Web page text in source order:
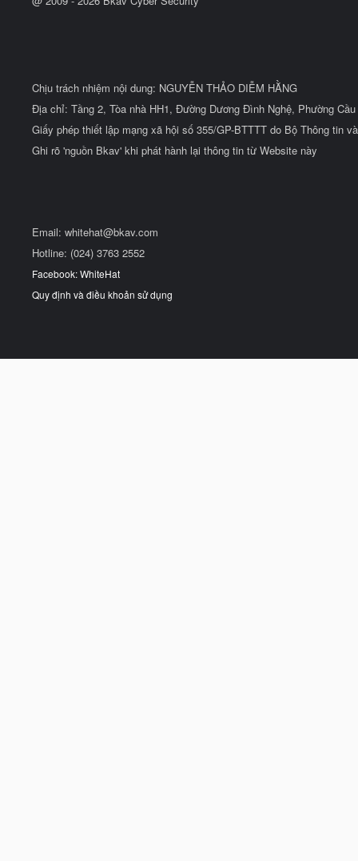
Chịu trách nhiệm nội dung: NGUYỄN THẢO DIỄM HẰNG
Địa chỉ: Tầng 2, Tòa nhà HH1, Đường Dương Đình Nghệ, Phường
Giấy phép thiết lập mạng xã hội số 355/GP-BTTTT do Bộ Thông tin
Ghi rõ 'nguồn Bkav' khi phát hành lại thông tin từ Website này
Email: whitehat@bkav.com
Hotline: (024) 3763 2552
Facebook: WhiteHat
Quy định và điều khoản sử dụng